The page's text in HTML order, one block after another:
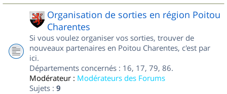
Organisation de sorties en région Poitou
Charentes
Si vous voulez organiser vos sorties, trouver de
nouveaux partenaires en Poitou Charentes, c'est par
ici.
Départements concernés : 16, 17, 79, 86.
Modérateur : Modérateurs des Forums
Sujets : 9